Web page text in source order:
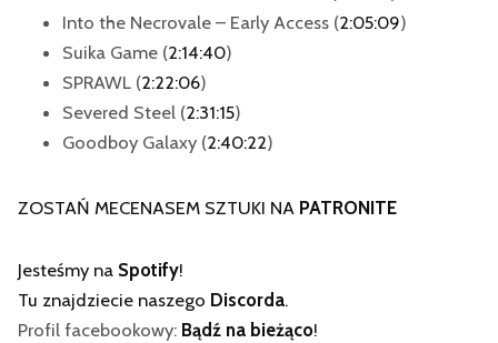
Into the Necrovale – Early Access (2:05:09)
Suika Game (2:14:40)
SPRAWL (2:22:06)
Severed Steel (2:31:15)
Goodboy Galaxy (2:40:22)
ZOSTAŃ MECENASEM SZTUKI NA PATRONITE
Jesteśmy na Spotify!
Tu znajdziecie naszego Discorda.
Profil facebookowy: Bądź na bieżąco!